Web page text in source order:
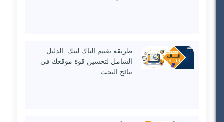
طريقة تقييم الباك لينك: الدليل
الشامل لتحسين قوة موقعك في
نتائج البحث